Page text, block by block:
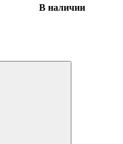
В наличии